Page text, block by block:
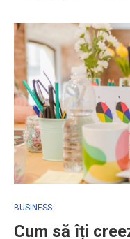
BUSINESS
Cum să îți